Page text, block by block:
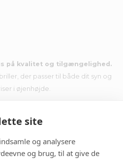
site
og analysere
og brug, til at give de
på kvalitet og tilgængelighed.
der passer til både dit syn og
i øjenhøjde.